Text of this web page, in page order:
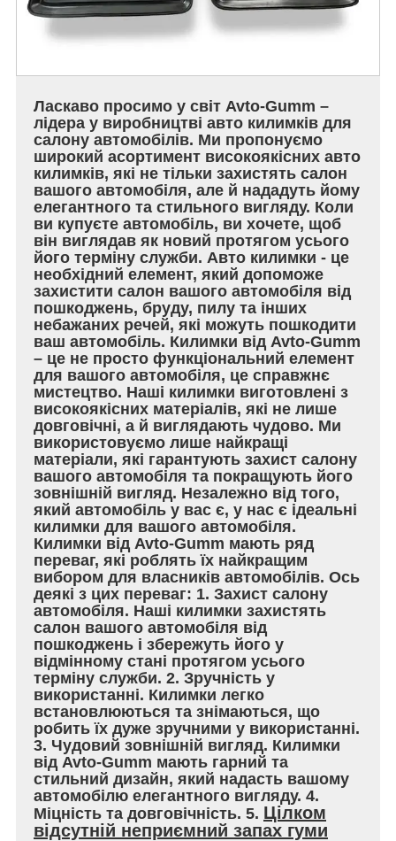
Ласкаво просимо у світ Avto-Gumm –
лідера у виробництві авто килимків для
салону автомобілів. Ми пропонуємо
широкий асортимент високоякісних авто
килимків, які не тільки захистять салон
вашого автомобіля, але й нададуть йому
елегантного та стильного вигляду. Коли
ви купуєте автомобіль, ви хочете, щоб
він виглядав як новий протягом усього
його терміну служби. Авто килимки - це
необхідний елемент, який допоможе
захистити салон вашого автомобіля від
пошкоджень, бруду, пилу та інших
небажаних речей, які можуть пошкодити
ваш автомобіль. Килимки від Avto-Gumm
– це не просто функціональний елемент
для вашого автомобіля, це справжнє
мистецтво. Наші килимки виготовлені з
високоякісних матеріалів, які не лише
довговічні, а й виглядають чудово. Ми
використовуємо лише найкращі
матеріали, які гарантують захист салону
вашого автомобіля та покращують його
зовнішній вигляд. Незалежно від того,
який автомобіль у вас є, у нас є ідеальні
килимки для вашого автомобіля.
Килимки від Avto-Gumm мають ряд
переваг, які роблять їх найкращим
вибором для власників автомобілів. Ось
деякі з цих переваг: 1. Захист салону
автомобіля. Наші килимки захистять
салон вашого автомобіля від
пошкоджень і збережуть його у
відмінному стані протягом усього
терміну служби. 2. Зручність у
використанні. Килимки легко
встановлюються та знімаються, що
робить їх дуже зручними у використанні.
3. Чудовий зовнішній вигляд. Килимки
від Avto-Gumm мають гарний та
стильний дизайн, який надасть вашому
автомобілю елегантного вигляду. 4.
Міцність та довговічність. 5. Цілком
відсутній неприємний запах гуми